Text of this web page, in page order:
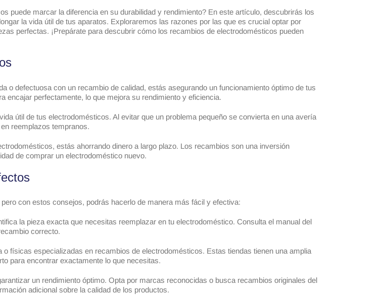
puede marcar la diferencia en su durabilidad y rendimiento? En este artículo, descubrirás los
la vida útil de tus aparatos. Exploraremos las razones por las que es crucial optar por
perfectas. ¡Prepárate para descubrir cómo los recambios de electrodomésticos pueden
o defectuosa con un recambio de calidad, estás asegurando un funcionamiento óptimo de tus
perfectamente, lo que mejora su rendimiento y eficiencia.
útil de tus electrodomésticos. Al evitar que un problema pequeño se convierta en una avería
reemplazos tempranos.
estás ahorrando dinero a largo plazo. Los recambios son una inversión
de comprar un electrodoméstico nuevo.
con estos consejos, podrás hacerlo de manera más fácil y efectiva:
la pieza exacta que necesitas reemplazar en tu electrodoméstico. Consulta el manual del
correcto.
o físicas especializadas en recambios de electrodomésticos. Estas tiendas tienen una amplia
para encontrar exactamente lo que necesitas.
un rendimiento óptimo. Opta por marcas reconocidas o busca recambios originales del
adicional sobre la calidad de los productos.